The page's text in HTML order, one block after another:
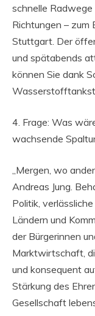
schnelle Radwege
Richtungen – zum
Stuttgart. Der
und spätabends
können Sie dank
4. Frage: Was
wachsende
„Mergen, wo
Andreas Jung.
Politik,
Ländern und
der Bürgerinnen
Marktwirtschaft,
und konsequent
Stärkung des
Gesellschaft